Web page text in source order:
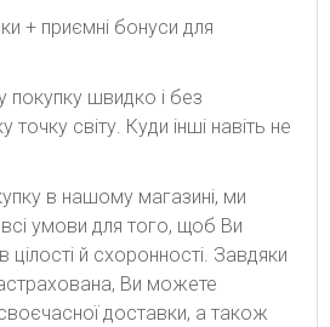
+ приємні бонуси для
швидко і без
світу. Куди інші навіть не
в нашому магазині, ми
умови для того, щоб Ви
цілості й схоронності. Завдяки
Ви можете
доставки, а також